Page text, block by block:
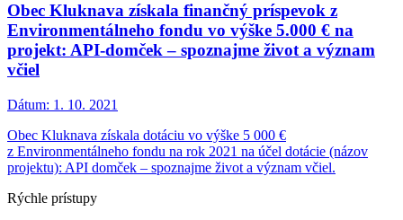
Obec Kluknava získala finančný príspevok z
Environmentálneho fondu vo výške 5.000 € na
projekt: API-domček – spoznajme život a význam
včiel
Dátum: 1. 10. 2021
Obec Kluknava získala dotáciu vo výške 5 000 €
z Environmentálneho fondu na rok 2021 na účel dotácie (názov
projektu): API domček – spoznajme život a význam včiel.
Rýchle prístupy